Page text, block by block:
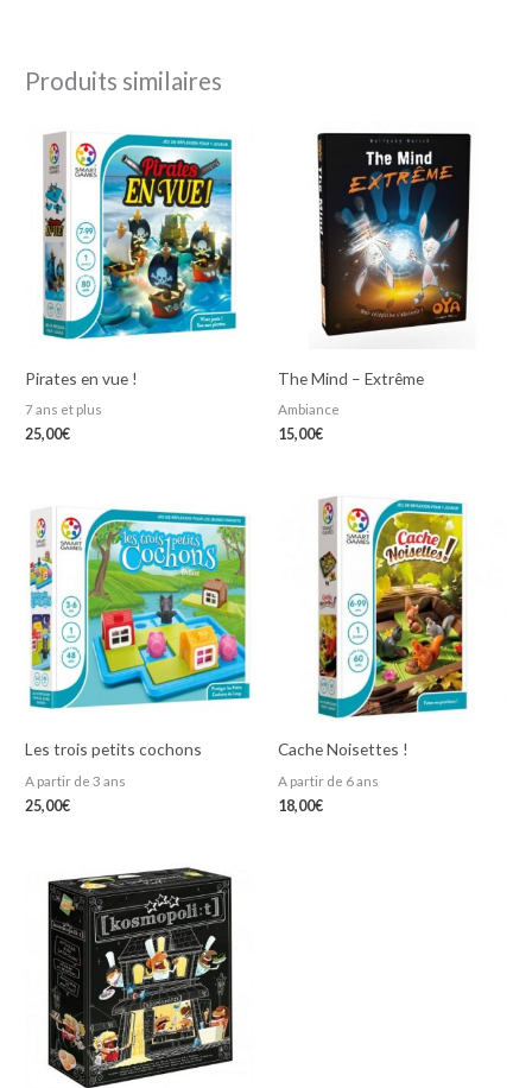
Produits similaires
Pirates en vue !
7 ans et plus
25,00€
The Mind – Extrême
Ambiance
15,00€
Les trois petits cochons
A partir de 3 ans
25,00€
Cache Noisettes !
A partir de 6 ans
18,00€